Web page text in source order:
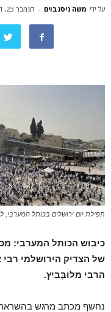
על ידי משה ניסנבוים - דצמבר 23, 2021
תפילת יום ירושלים בכותל המערבי,
כיבוש הכותל המערבי:
של הצדיק הירושלמי רבי
הרבי מלוּבָּבִיץ.
נחשף מכתב מרגש בהשראת